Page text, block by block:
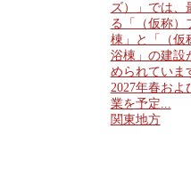
ズ）」では、
る「（仮称）
棟」と「（仮
浴棟」の建設
められていま
2027年春およ
業を予定...
関東地方